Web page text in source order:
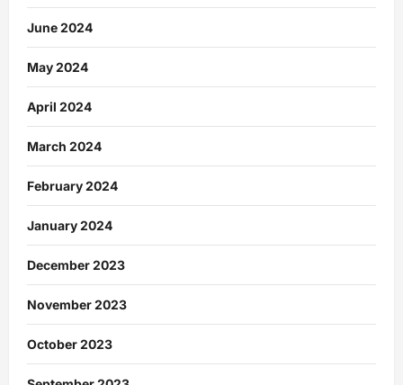
June 2024
May 2024
April 2024
March 2024
February 2024
January 2024
December 2023
November 2023
October 2023